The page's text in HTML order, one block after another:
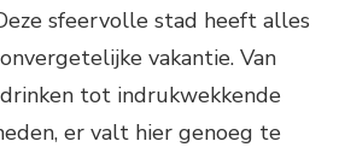
sfeervolle stad heeft alles
vakantie. Van
tot indrukwekkende
er valt hier genoeg te